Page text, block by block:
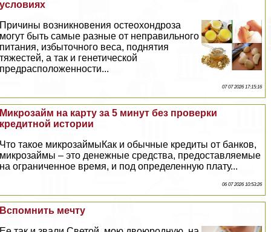
условиях
Причины возникновения остеохондроза
могут быть самые разные от неправильного
питания, избыточного веса, поднятия
тяжестей, а так и генетической
предрасположенности...
07 07 2026 17:15:16
Микрозайм на карту за 5 минут без проверки
кредитной истории
Что такое микрозаймыКак и обычные кредиты от банков,
микрозаймы – это денежные средства, предоставляемые
на ограниченное время, и под определенную плату...
06 07 2026 10:53:26
Вспомнить мечту